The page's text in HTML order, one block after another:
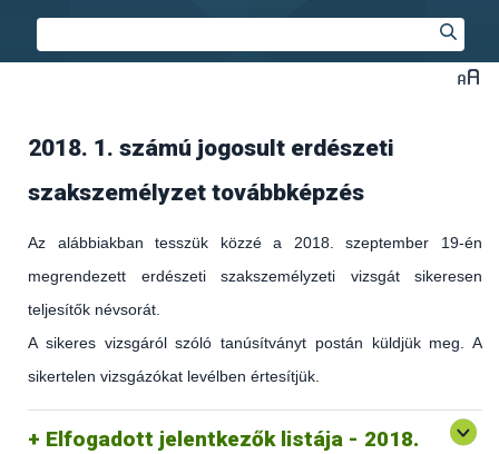
2018. 1. számú jogosult erdészeti
szakszemélyzet továbbképzés
Az alábbiakban tesszük közzé a 2018. szeptember 19-én
megrendezett erdészeti szakszemélyzeti vizsgát sikeresen
teljesítők névsorát.
A sikeres vizsgáról szóló tanúsítványt postán küldjük meg. A
sikertelen vizsgázókat levélben értesítjük.
Elfogadott jelentkezők listája - 2018.
(az erdőgazdálkodást és az erdészeti szakirányítást érintő
hatályos jogszabályokról és azok alkalmazásáról szóló
általános továbbképzés)